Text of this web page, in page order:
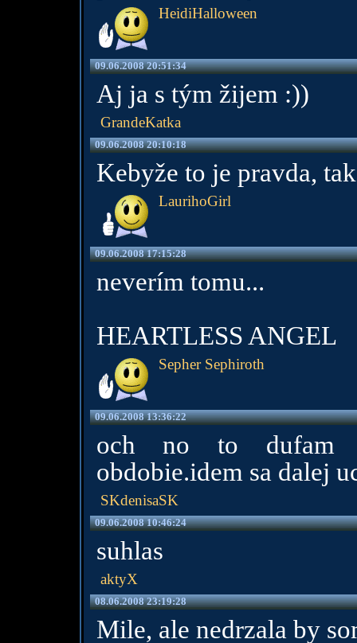
HeidiHalloween
09.06.2008 20:51:34
Aj ja s tým žijem :))
GrandeKatka
09.06.2008 20:10:18
Kebyže to je pravda,
LaurihoGirl
09.06.2008 17:15:28
neverím tomu...
HEARTLESS ANGEL
Sepher Sephiroth
09.06.2008 13:36:22
och no to dufam
obdobie.idem sa dalej
SKdenisaSK
09.06.2008 10:46:24
suhlas
aktyX
08.06.2008 23:19:28
Mile, ale nedrzala by